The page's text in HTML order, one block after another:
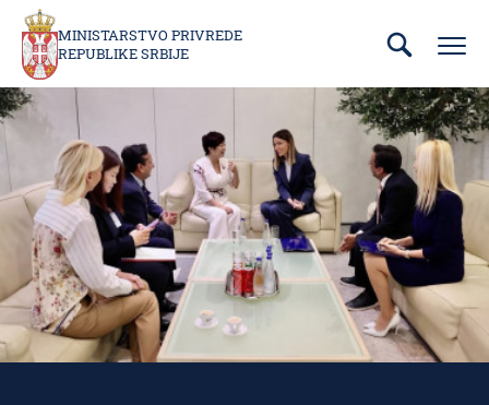
Prebaci
glavni
deo
sadržaja
MINISTARSTVO PRIVREDE
REPUBLIKE SRBIJE